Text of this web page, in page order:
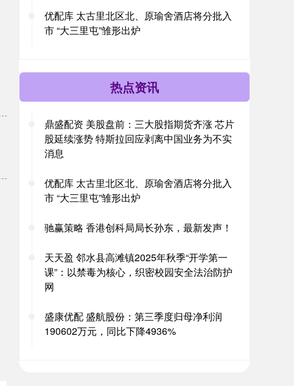
优配库 太古里北区北、原瑜舍酒店将分批入
市 “大三里屯”雏形出炉
热点资讯
鼎盛配资 美股盘前：三大股指期货齐涨 芯片
股延续涨势 特斯拉回应剥离中国业务为不实
消息
优配库 太古里北区北、原瑜舍酒店将分批入
市 “大三里屯”雏形出炉
驰赢策略 香港创科局局长孙东，最新发声！
天天盈 邻水县高滩镇2025年秋季“开学第一
课”：以禁毒为核心，织密校园安全法治防护
网
盛康优配 盛航股份：第三季度归母净利润
190602万元，同比下降4936%